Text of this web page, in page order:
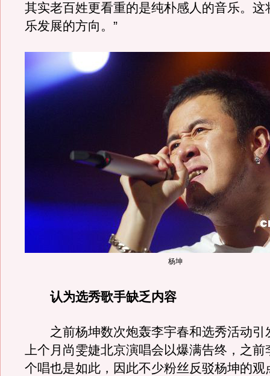
其实老百姓更看重的是纯朴感人的音乐。这
乐发展的方向。”
杨坤
认为选秀歌手缺乏内容
之前杨坤数次炮轰李宇春和选秀活动引
上个月尚雯婕北京演唱会以爆满告终，之前
个唱也是如此，因此不少粉丝反驳杨坤的观